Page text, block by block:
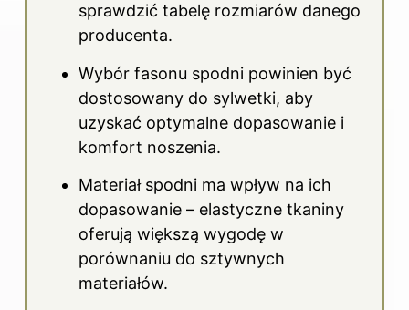
sprawdzić tabelę rozmiarów danego
producenta.
Wybór fasonu spodni powinien być
dostosowany do sylwetki, aby
uzyskać optymalne dopasowanie i
komfort noszenia.
Materiał spodni ma wpływ na ich
dopasowanie – elastyczne tkaniny
oferują większą wygodę w
porównaniu do sztywnych
materiałów.